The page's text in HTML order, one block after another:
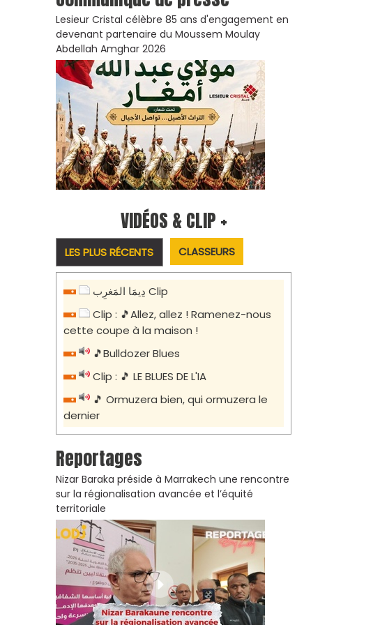
Lesieur Cristal célèbre 85 ans d'engagement en
devenant partenaire du Moussem Moulay
Abdellah Amghar 2026
VIDÉOS & CLIP +
LES PLUS RÉCENTS CLASSEURS
دِيمَا المَغرِب Clip
Clip : 🎵Allez, allez ! Ramenez-nous
cette coupe à la maison !
🎵Bulldozer Blues
Clip : 🎵 LE BLUES DE L'IA
🎵 Ormuzera bien, qui ormuzera le
dernier
Reportages
Nizar Baraka préside à Marrakech une rencontre
sur la régionalisation avancée et l’équité
territoriale